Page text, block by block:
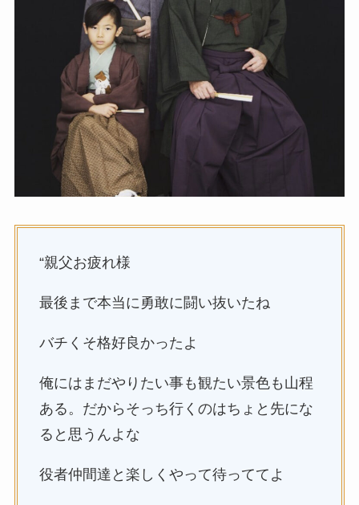
“親父お疲れ様
最後まで本当に勇敢に闘い抜いたね
バチくそ格好良かったよ
俺にはまだやりたい事も観たい景色も山程
ある。だからそっち行くのはちょと先にな
ると思うんよな
役者仲間達と楽しくやって待っててよ